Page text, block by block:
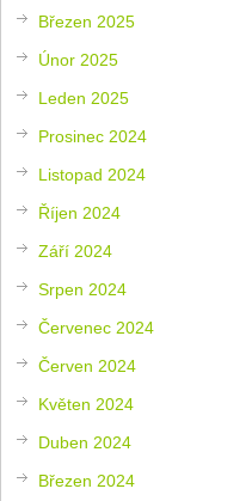
Březen 2025
Únor 2025
Leden 2025
Prosinec 2024
Listopad 2024
Říjen 2024
Září 2024
Srpen 2024
Červenec 2024
Červen 2024
Květen 2024
Duben 2024
Březen 2024